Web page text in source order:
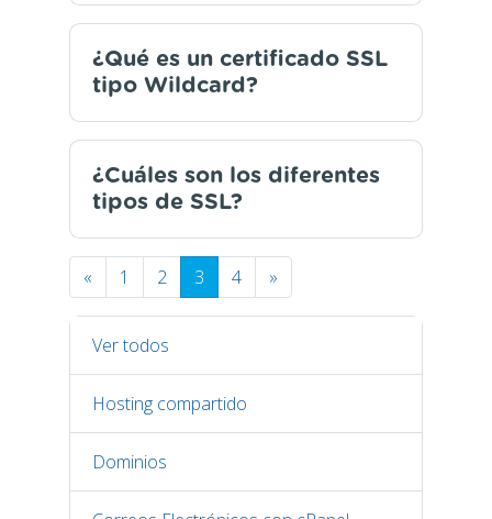
¿Qué es un certificado SSL
tipo Wildcard?
¿Cuáles son los diferentes
tipos de SSL?
« 1 2 3 4 »
Ver todos
Hosting compartido
Dominios